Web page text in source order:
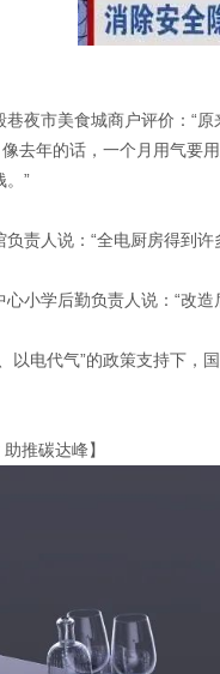
巷夜市美食城商户评价：“
去年的话，一个月用气要
。”
负责人说：“全电厨房得到
心小学后勤负责人说：“改
以电代气”的政策支持下，
推碳达峰】